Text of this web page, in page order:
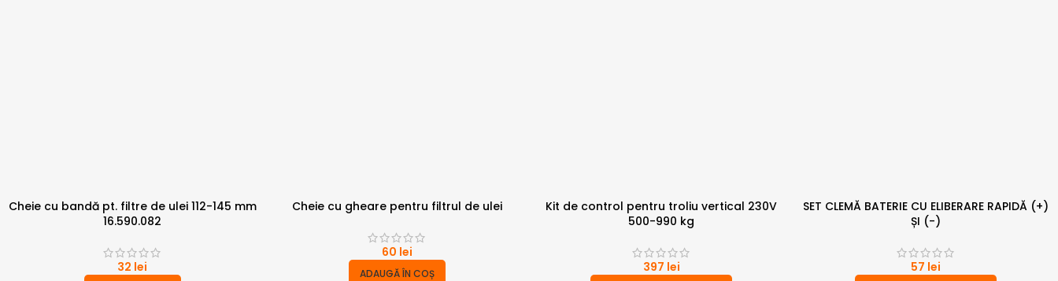
Cheie cu bandă pt. filtre de ulei 112-145 mm
16.590.082
32 lei
Cheie cu gheare pentru filtrul de ulei
60 lei
ADAUGĂ ÎN COȘ
Kit de control pentru troliu vertical 230V
500-990 kg
397 lei
SET CLEMĂ BATERIE CU ELIBERARE RAPIDĂ (+)
ȘI (-)
57 lei